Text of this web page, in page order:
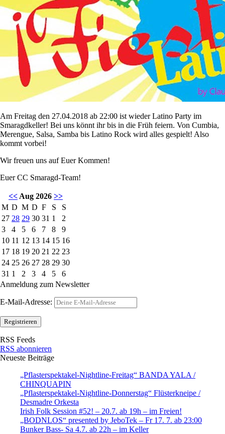
Am Freitag den 27.04.2018 ab 22:00 ist wieder Latino Party im
Smaragdkeller! Bei uns könnt ihr bis in die Früh feiern. Von Cumbia,
Merengue, Salsa, Samba bis Latino Rock wird alles gespielt! Also
kommt vorbei!
Wir freuen uns auf Euer Kommen!
Euer CC Smaragd-Team!
<< Aug 2026 >>
M D M D F S
S
27 28 29 30 31 1
2
3
4 5 6 7 8
9
10 11 12 13 14 15 16
17 18 19 20 21 22 23
24 25 26 27 28 29 30
31 1 2 3 4 5
6
Anmeldung zum Newsletter
E-Mail-Adresse:
RSS Feeds
RSS abonnieren
Neueste Beiträge
„Pflasterspektakel-Nightline-Freitag“ BANDA YALA /
CHINQUAPIN
„Pflasterspektakel-Nightline-Donnerstag“ Flüsterkneipe /
Desmadre Orkesta
Irish Folk Session #52! – 20.7. ab 19h – im Freien!
„BODNLOS“ presented by JeboTek – Fr 17. 7. ab 23:00
Bunker Bass- Sa 4.7. ab 22h – im Keller